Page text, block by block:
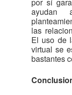
las
El uso de
virtual se
bastantes